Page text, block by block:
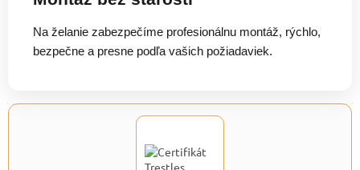
Na želanie zabezpečíme profesionálnu montáž, rýchlo,
bezpečne a presne podľa vašich požiadaviek.